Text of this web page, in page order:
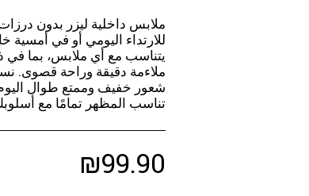
ملابس داخلية ليزر بدون
للارتداء اليومي أو في
يتناسب مع أي ملابس، بما في
ملاءمة دقيقة وراحة قصوى.
شعور خفيف وممتع طوال اليوم.
تناسب المظهر تمامًا مع
₪99.90